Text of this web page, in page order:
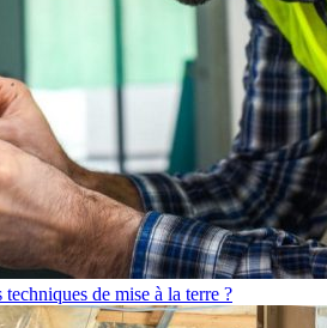
de mise à la terre ?